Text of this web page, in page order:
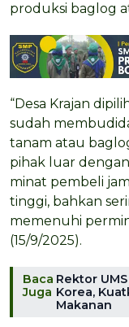
produksi baglog
“Desa Krajan
sudah
tanam atau
pihak luar
minat pembeli
tinggi, bahkan
memenuhi
(15/9/2025).
Baca
Juga
Rektor
Korea,
Makanan